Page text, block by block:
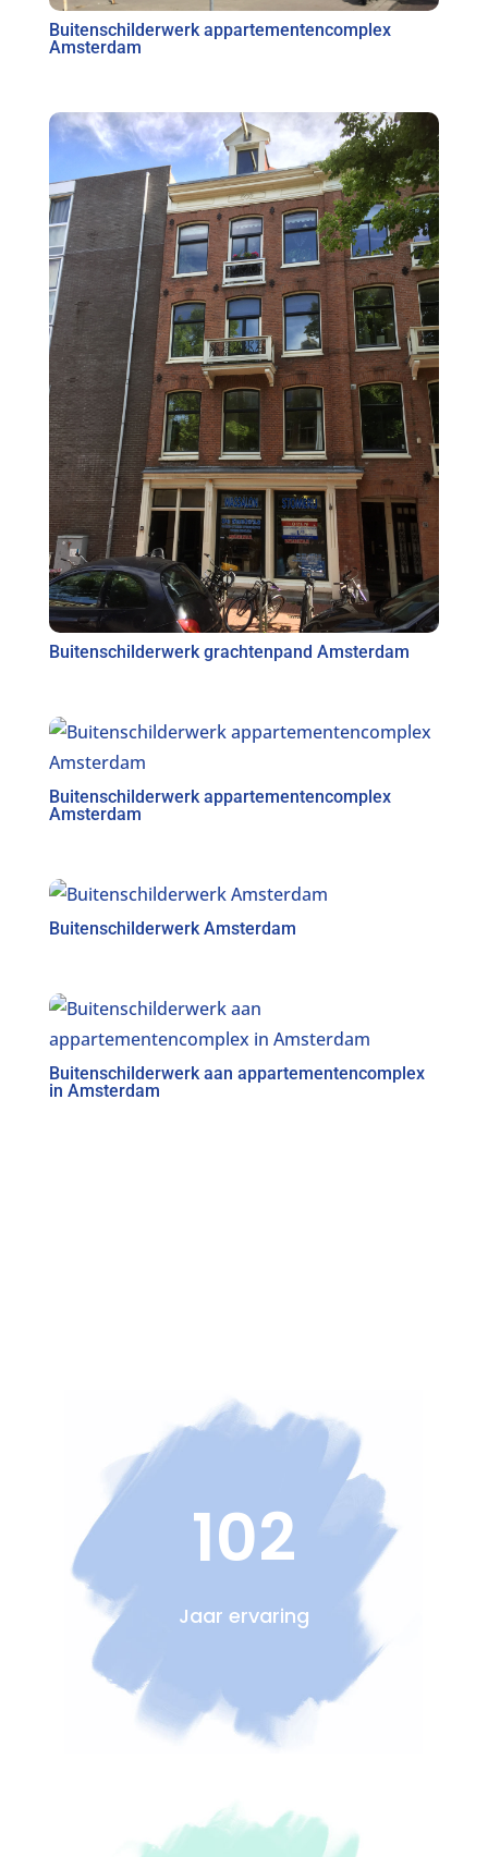
Buitenschilderwerk appartementencomplex
Amsterdam
Buitenschilderwerk grachtenpand Amsterdam
Buitenschilderwerk appartementencomplex
Amsterdam
Buitenschilderwerk Amsterdam
Buitenschilderwerk aan appartementencomplex
in Amsterdam
102
Jaar ervaring